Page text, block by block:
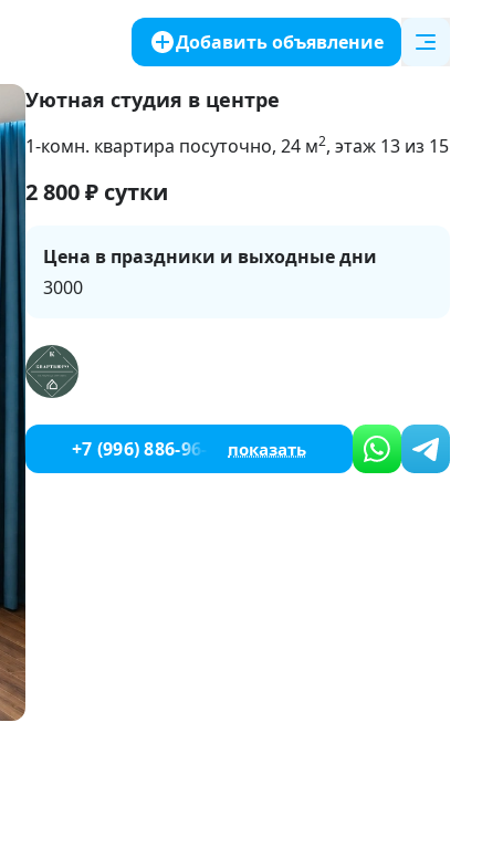
Добавить объявление
Уютная студия в центре
1-комн. квартира посуточно, 24 м2, этаж 13 из 15
2 800₽ сутки
Цена в праздники и выходные дни
3000
+7 (996) 886-96-86 показать